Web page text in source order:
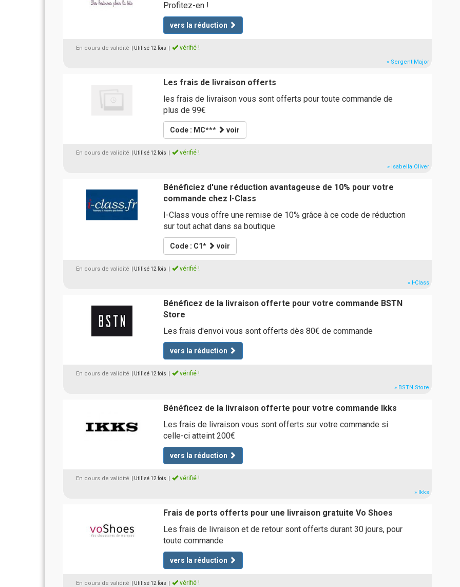
Profitez-en !
vers la réduction
En cours de validité | Utilisé 12 fois vérifié !
» Sergent Major
Les frais de livraison offerts
les frais de livraison vous sont offerts pour toute commande de
plus de 99€
Code : MC*** voir
En cours de validité | Utilisé 12 fois vérifié !
» Isabella Oliver
Bénéficiez d'une réduction avantageuse de 10% pour votre
commande chez I-Class
I-Class vous offre une remise de 10% grâce à ce code de réduction
sur tout achat dans sa boutique
Code : C1* voir
En cours de validité | Utilisé 12 fois vérifié !
» I-Class
Bénéficez de la livraison offerte pour votre commande BSTN
Store
Les frais d'envoi vous sont offerts dès 80€ de commande
vers la réduction
En cours de validité | Utilisé 12 fois vérifié !
» BSTN Store
Bénéficez de la livraison offerte pour votre commande Ikks
Les frais de livraison vous sont offerts sur votre commande si
celle-ci atteint 200€
vers la réduction
En cours de validité | Utilisé 12 fois vérifié !
» Ikks
Frais de ports offerts pour une livraison gratuite Vo Shoes
Les frais de livraison et de retour sont offerts durant 30 jours, pour
toute commande
vers la réduction
En cours de validité | Utilisé 12 fois vérifié !